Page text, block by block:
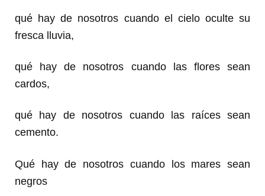
qué hay de nosotros cuando el cielo oculte su
fresca lluvia,
qué hay de nosotros cuando las flores sean
cardos,
qué hay de nosotros cuando las raíces sean
cemento.
Qué hay de nosotros cuando los mares sean
negros